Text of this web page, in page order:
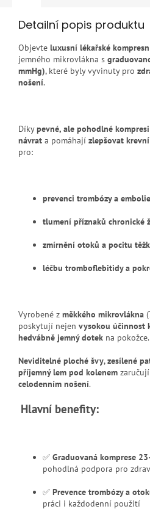
Detailní popis produktu
Objevte luxusní lékařské
jemného mikrovlákna s
mmHg), které byly vyvinuty pro
nošení.
Díkypevné, ale pohodlné kompresi
návrat a pomáhají zlepšovat
pro:
prevenci trombózy a embolie
tlumení příznaků chronické
zmírnění otoků a pocitu
léčbu tromboflebitidy a
Vyrobené z měkkého mikrovlákna
poskytují nejen vysokou účinnost
hedvábně jemný dotek na pokožce.
Neviditelné ploché švy,zesílené
příjemný lem pod kolenem zaručují
celodenním nošení.
Hlavní benefity:
✅ Graduovaná komprese
pohodlná podpora pro
✅ Prevence trombózy a
práci i každodenní použití